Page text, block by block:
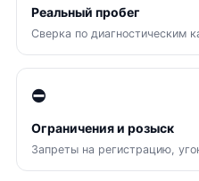
Реальный пробег
Сверка по диагностическим
⛔
Ограничения и розыск
Запреты на регистрацию,